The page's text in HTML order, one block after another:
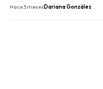
Hace 3 meses Dariana González